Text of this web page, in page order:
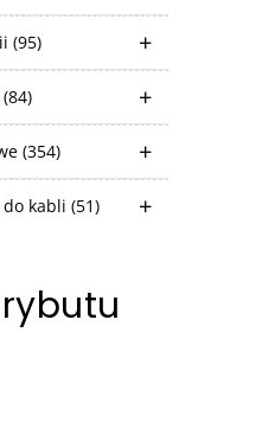
(95)
(84)
(354)
do kabli (51)